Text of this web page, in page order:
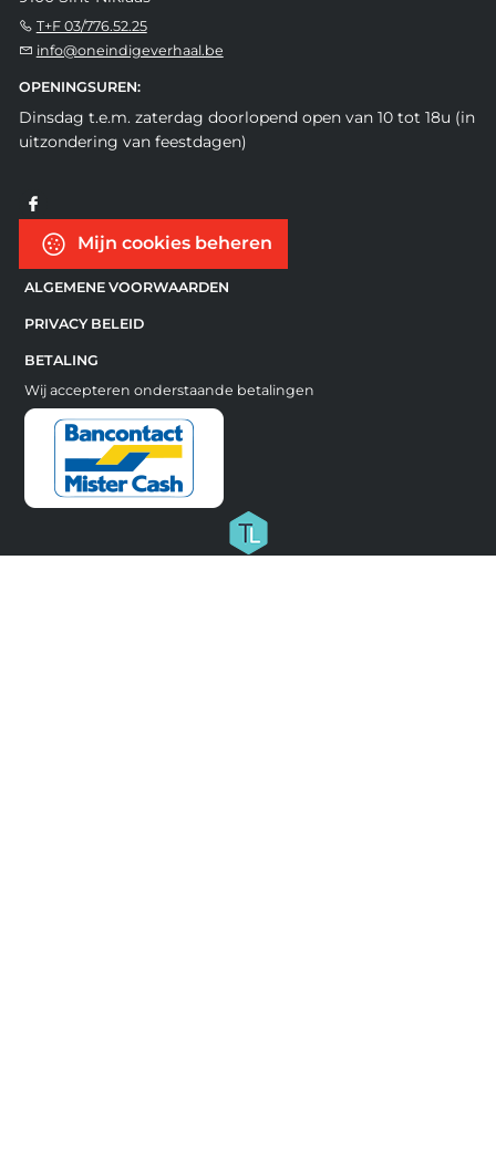
T+F 03/776.52.25
info@oneindigeverhaal.be
OPENINGSUREN:
Dinsdag t.e.m. zaterdag doorlopend open van 10 tot 18u (in
uitzondering van feestdagen)
Mijn cookies beheren
ALGEMENE VOORWAARDEN
PRIVACY BELEID
BETALING
Wij accepteren onderstaande betalingen